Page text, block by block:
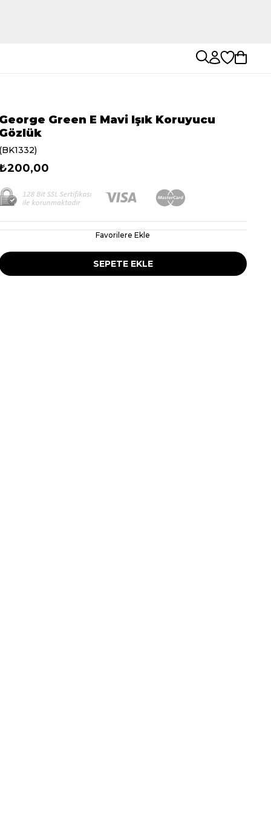
George Green E Mavi Işık Koruyucu
Gözlük
(BK1332)
Favorilere Ekle